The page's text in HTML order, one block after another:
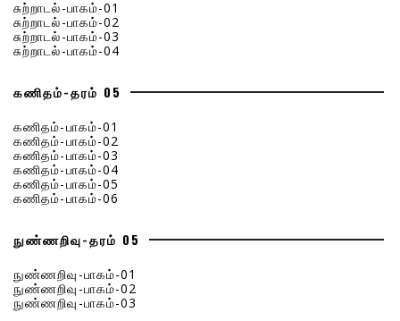
சுற்றாடல்-பாகம்-01
சுற்றாடல்-பாகம்-02
சுற்றாடல்-பாகம்-03
சுற்றாடல்-பாகம்-04
கணிதம்-தரம் 05
கணிதம்-பாகம்-01
கணிதம்-பாகம்-02
கணிதம்-பாகம்-03
கணிதம்-பாகம்-04
கணிதம்-பாகம்-05
கணிதம்-பாகம்-06
நுண்ணறிவு-தரம் 05
நுண்ணறிவு-பாகம்-01
நுண்ணறிவு-பாகம்-02
நுண்ணறிவு-பாகம்-03